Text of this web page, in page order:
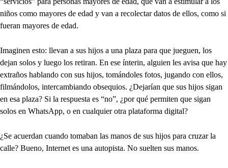
niños como mayores de edad y van a recolectar datos de ellos, como si
fueran mayores de edad.
Imaginen esto: llevan a sus hijos a una plaza para que jueguen, los
dejan solos y luego los retiran. En ese ínterin, alguien les avisa que hay
extraños hablando con sus hijos, tomándoles fotos, jugando con ellos,
filmándolos, intercambiando obsequios. ¿Dejarían que sus hijos sigan
en esa plaza? Si la respuesta es “no”, ¿por qué permiten que sigan
solos en WhatsApp, o en cualquier otra plataforma digital?
¿Se acuerdan cuando tomaban las manos de sus hijos para cruzar la
calle? Bueno, Internet es una autopista. No suelten sus manos.